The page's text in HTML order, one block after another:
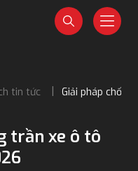
tin tức Giải pháp
trần xe ô tô